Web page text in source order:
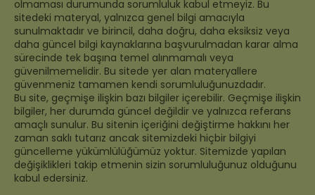
olmaması durumunda sorumluluk kabul etmeyiz. Bu
sitedeki materyal, yalnızca genel bilgi amacıyla
sunulmaktadır ve birincil, daha doğru, daha eksiksiz veya
daha güncel bilgi kaynaklarına başvurulmadan karar alma
sürecinde tek başına temel alınmamalı veya
güvenilmemelidir. Bu sitede yer alan materyallere
güvenmeniz tamamen kendi sorumluluğunuzdadır.
Bu site, geçmişe ilişkin bazı bilgiler içerebilir. Geçmişe ilişkin
bilgiler, her durumda güncel değildir ve yalnızca referans
amaçlı sunulur. Bu sitenin içeriğini değiştirme hakkını her
zaman saklı tutarız ancak sitemizdeki hiçbir bilgiyi
güncelleme yükümlülüğümüz yoktur. Sitemizde yapılan
değişiklikleri takip etmenin sizin sorumluluğunuz olduğunu
kabul edersiniz.